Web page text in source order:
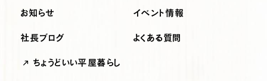
お知らせ
社長ブログ
イベント情報
よくある質問
ちょうどいい平屋暮らし